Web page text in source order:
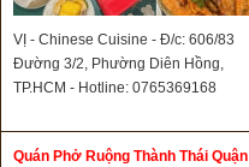
VỊ - Chinese Cuisine - Đ/c: 606/83
Đường 3/2, Phường Diên Hồng,
TP.HCM - Hotline: 0765369168
Quán Phở Ruộng Thành Thái Quận